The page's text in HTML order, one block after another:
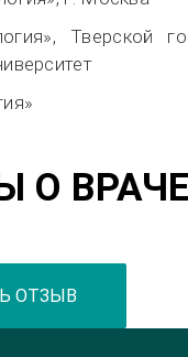
Тверской
О ВРАЧЕ
ОТЗЫВ